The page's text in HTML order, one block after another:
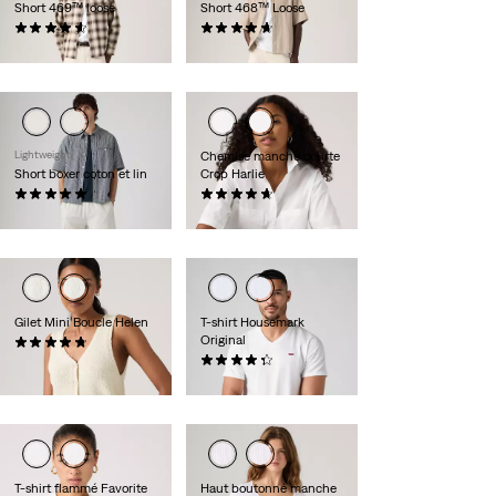
Short 469™ loose
(266)
54,95 €
Short 468™ Loose
(74)
Lightweight
Short boxer coton et lin
(8)
Chemise manche courte
Crop Harlie
(30)
59,95 €
Gilet Mini Boucle Helen
(20)
59,95 €
T-shirt Housemark
Original
24,95 €
T-shirt flammé Favorite
Haut boutonné manche